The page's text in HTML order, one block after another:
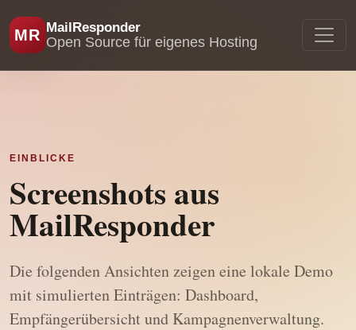
MR MailResponder
Open Source für eigenes Hosting
EINBLICKE
Screenshots aus
MailResponder
Die folgenden Ansichten zeigen eine lokale Demo
mit simulierten Einträgen: Dashboard,
Empfängerübersicht und Kampagnenverwaltung.